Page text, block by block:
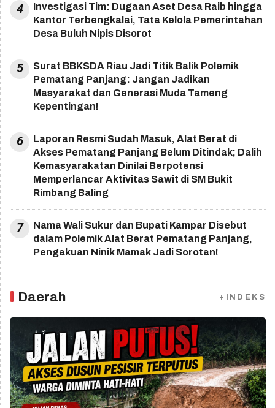
4
Investigasi Tim: Dugaan Aset Desa Raib hingga
Kantor Terbengkalai, Tata Kelola Pemerintahan
Desa Buluh Nipis Disorot
5
Surat BBKSDA Riau Jadi Titik Balik Polemik
Pematang Panjang: Jangan Jadikan
Masyarakat dan Generasi Muda Tameng
Kepentingan!
6
Laporan Resmi Sudah Masuk, Alat Berat di
Akses Pematang Panjang Belum Ditindak; Dalih
Kemasyarakatan Dinilai Berpotensi
Memperlancar Aktivitas Sawit di SM Bukit
Rimbang Baling
7
Nama Wali Sukur dan Bupati Kampar Disebut
dalam Polemik Alat Berat Pematang Panjang,
Pengakuan Ninik Mamak Jadi Sorotan!
Daerah +INDEKS